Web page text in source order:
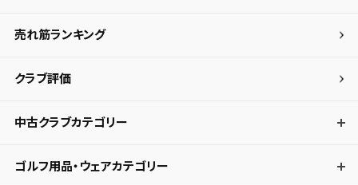
売れ筋ランキング
クラブ評価
中古クラブカテゴリー
ゴルフ用品・ウェアカテゴリー